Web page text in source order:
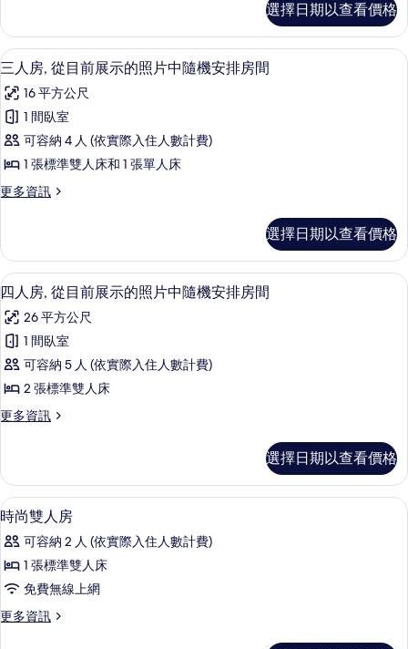
展
示
的
照
片
中
隨
機
排
房
間
的
所
有
相
片
前
示
的
照
片
中
隨
機
排
詳
情
2
張
單
人
床,
從
目
前
的
照
片
中
隨
機
安
排
間
的
所
有
相
片
雙
床
房,
張
單
人
床,
從
前
照
片
中
隨
機
安
排
間
的
詳
選擇日期以查看價格
顯
示
三
人
房,
目
展
示
的
照
片
中
隨
機
房
間
的
所
有
片
三人房, 從目前展示的照片中隨機安
8
三人房, 從目前展示的照片中隨機安排房間
16 平方公尺
1 間臥室
可容納 4 人 (依實際入住人數計費)
1 張標準雙人床和 1 張單人床
更多資訊
更
房,
從
目
展
示
的
照
片
隨
房
間
的
詳
情
選擇日期以查看價格
顯
示
四
人
房,
目
展
示
的
照
片
中
隨
四人房, 從目前展示的照片中隨機安
9
四人房, 從目前展示的照片中隨機安排房間
26 平方公尺
1 間臥室
可容納 5 人 (依實際入住人數計費)
2 張標準雙人床
更多資訊
更
房,
從
目
展
示
照
片
中
選擇日期以查看價格
顯
示
時
尚
人
16
時尚雙人房
可容納 2 人 (依實際入住人數計費)
1 張標準雙人床
免費無線上網
更多資訊
更